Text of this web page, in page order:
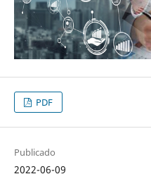
PDF
Publicado
2022-06-09